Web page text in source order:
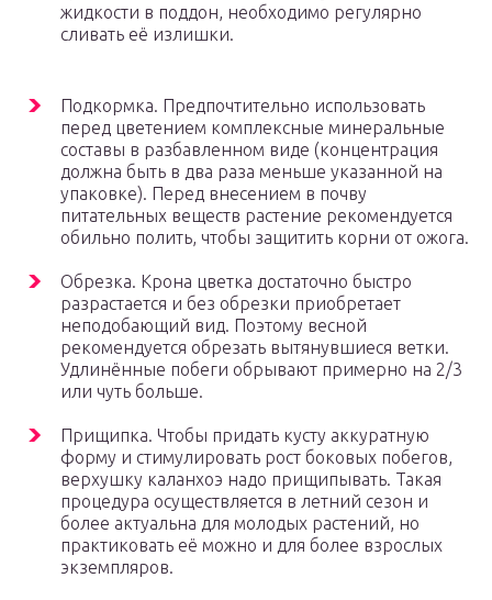
жидкости в поддон, необходимо регулярно
сливать её излишки.
Подкормка. Предпочтительно использовать
перед цветением комплексные минеральные
составы в разбавленном виде (концентрация
должна быть в два раза меньше указанной на
упаковке). Перед внесением в почву
питательных веществ растение рекомендуется
обильно полить, чтобы защитить корни от ожога.
Обрезка. Крона цветка достаточно быстро
разрастается и без обрезки приобретает
неподобающий вид. Поэтому весной
рекомендуется обрезать вытянувшиеся ветки.
Удлинённые побеги обрывают примерно на 2/3
или чуть больше.
Прищипка. Чтобы придать кусту аккуратную
форму и стимулировать рост боковых побегов,
верхушку каланхоэ надо прищипывать. Такая
процедура осуществляется в летний сезон и
более актуальна для молодых растений, но
практиковать её можно и для более взрослых
экземпляров.